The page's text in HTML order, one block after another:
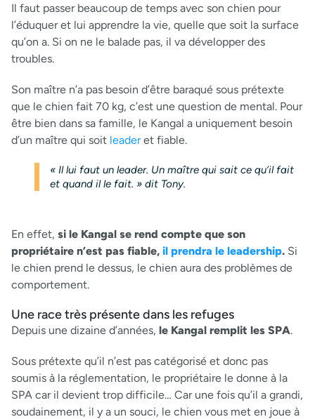
Il faut passer beaucoup de temps avec son chien pour
l’éduquer et lui apprendre la vie, quelle que soit la surface
qu’on a. Si on ne le balade pas, il va développer des
troubles.
Son maître n’a pas besoin d’être baraqué sous prétexte
que le chien fait 70 kg, c’est une question de mental. Pour
être bien dans sa famille, le Kangal a uniquement besoin
d’un maître qui soit leaderet fiable.
« Il lui faut un leader. Un maître qui sait ce qu’il fait
et quand il le fait. » dit Tony.
En effet, si le Kangal se rend compte que son
propriétaire n’est pas fiable, il prendra le leadership. Si
le chien prend le dessus, le chien aura des problèmes de
comportement.
Une race très présente dans les refuges
Depuis une dizaine d’années, le Kangal remplit les SPA.
Sous prétexte qu’il n’est pas catégorisé et donc pas
soumis à la réglementation, le propriétaire le donne à la
SPA car il devient trop difficile… Car une fois qu’il a grandi,
soudainement, il y a un souci, le chien vous met en joue à